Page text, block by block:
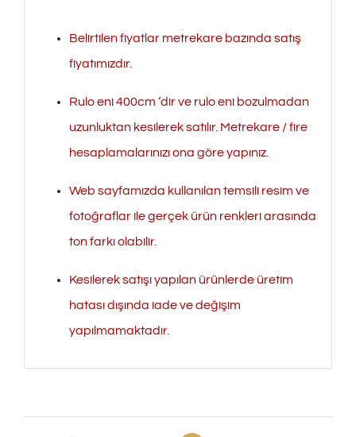
Belirtilen fiyatlar metrekare bazında satış
fiyatımızdır.
Rulo eni 400cm ‘dir ve rulo eni bozulmadan
uzunluktan kesilerek satılır. Metrekare / fire
hesaplamalarınızı ona göre yapınız.
Web sayfamızda kullanılan temsili resim ve
fotoğraflar ile gerçek ürün renkleri arasında
ton farkı olabilir.
Kesilerek satışı yapılan ürünlerde üretim
hatası dışında iade ve değişim
yapılmamaktadır.